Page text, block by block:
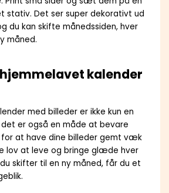
stativ. Det ser super dekorativt ud
du kan skifte månedssiden, hver
måned.
kalender
med billeder er ikke kun en
er også en måde at bevare
at have dine billeder gemt væk
lov at leve og bringe glæde hver
skifter til en ny måned, får du et